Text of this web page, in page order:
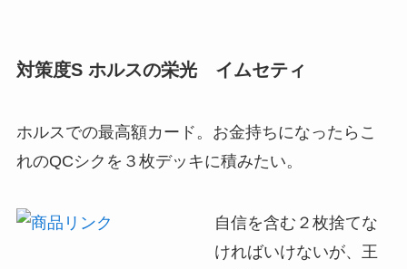
対策度S ホルスの栄光 イムセティ
ホルスでの最高額カード。お金持ちになったらこ
れのQCシクを３枚デッキに積みたい。
自信を含む２枚捨てな
ければいけないが、王